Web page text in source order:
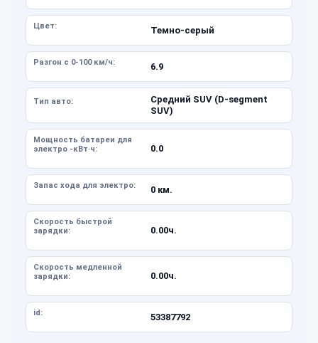
Цвет: Темно-серый
Разгон с 0-100 км/ч: 6.9
Тип авто:
Средний SUV (D-segment
SUV)
Мощность батареи для
электро -кВт·ч:
0.0
Запас хода для электро: 0 км.
Скорость быстрой
зарядки:
0.00ч.
Скорость медленной
зарядки:
0.00ч.
id: 53387792